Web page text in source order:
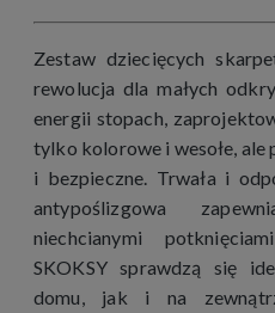
Zestaw dziecięcych
rewolucja dla małych
energii stopach,
tylko kolorowe i wesołe,
i bezpieczne. Trwała i
antypoślizgowa
niechcianymi
SKOKSY sprawdzą się
domu, jak i na